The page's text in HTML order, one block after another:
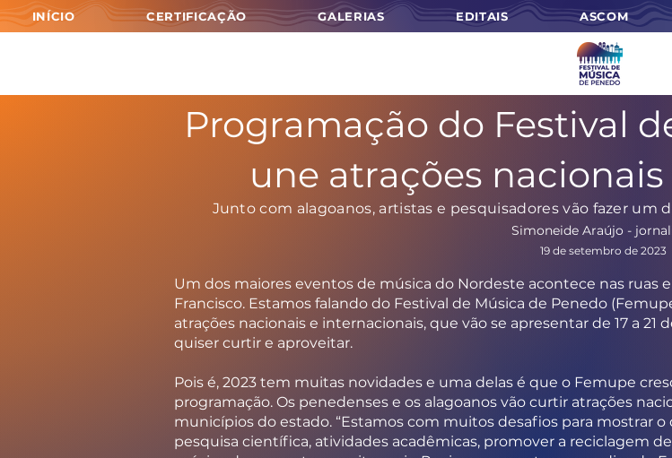
INÍCIO CERTIFICAÇÃO GALERIAS EDITAIS ASCOM
Programação do Festival
une atrações
Junto com alagoanos, artistas e pesquisadores vão fazer um
Simoneide Araújo -
19 de setembro de 2023
Um dos maiores eventos de música do Nordeste acontece nas ruas
Francisco. Estamos falando do Festival de Música de Penedo
atrações nacionais e internacionais, que vão se apresentar de 17 a
quiser curtir e aproveitar.
Pois é, 2023 tem muitas novidades e uma delas é que o Femupe
programação. Os penedenses e os alagoanos vão curtir atrações
municípios do estado. “Estamos com muitos desafios para mostrar
pesquisa científica, atividades acadêmicas, promover a reciclagem